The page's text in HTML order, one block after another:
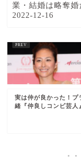
業・結婚は略奪婚
2022-12-16
実は仲が良かった！プ
緒『仲良しコンビ芸人